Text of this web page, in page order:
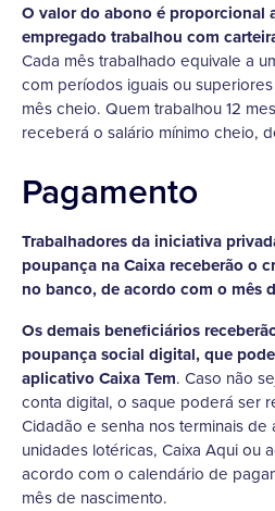
O valor do abono é proporcional
empregado trabalhou com
Cada mês trabalhado equivale a
com períodos iguais ou
mês cheio. Quem trabalhou 12
receberá o salário mínimo cheio,
Pagamento
Trabalhadores da iniciativa
poupança na Caixa receberão o
no banco, de acordo com o mês
Os demais beneficiários
poupança social digital, que
aplicativo Caixa Tem. Caso não
conta digital, o saque poderá ser
Cidadão e senha nos terminais de
unidades lotéricas, Caixa Aqui ou
acordo com o calendário de
mês de nascimento.